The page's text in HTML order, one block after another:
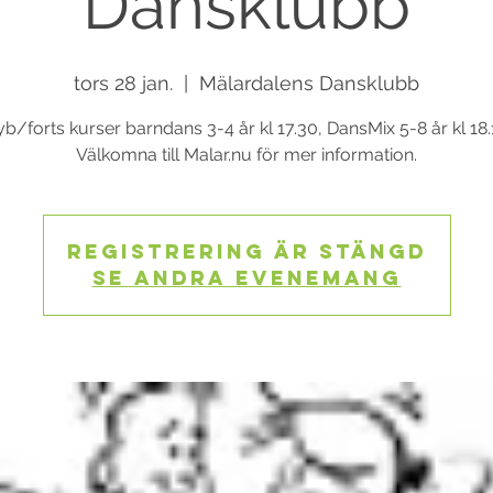
tors 28 jan. Mälardalens Dansklubb
forts kurser barndans 3-4 år kl 17.30, DansMix 5-8 år kl
Välkomna till Malar.nu för mer information.
Registrering är stängd
Se andra evenemang